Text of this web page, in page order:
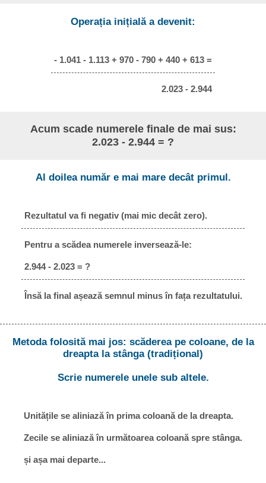
Operația inițială a devenit:
- 1.041 - 1.113 + 970 - 790 + 440 + 613 =
2.023 - 2.944
Acum scade numerele finale de mai sus:
2.023 - 2.944 = ?
Al doilea număr e mai mare decât primul.
Rezultatul va fi negativ (mai mic decât zero).
Pentru a scădea numerele inversează-le:
2.944 - 2.023 = ?
Însă la final așează semnul minus în fața rezultatului.
Metoda folosită mai jos: scăderea pe coloane, de la
dreapta la stânga (tradițional)
Scrie numerele unele sub altele.
Unitățile se aliniază în prima coloană de la dreapta.
Zecile se aliniază în următoarea coloană spre stânga.
și așa mai departe...